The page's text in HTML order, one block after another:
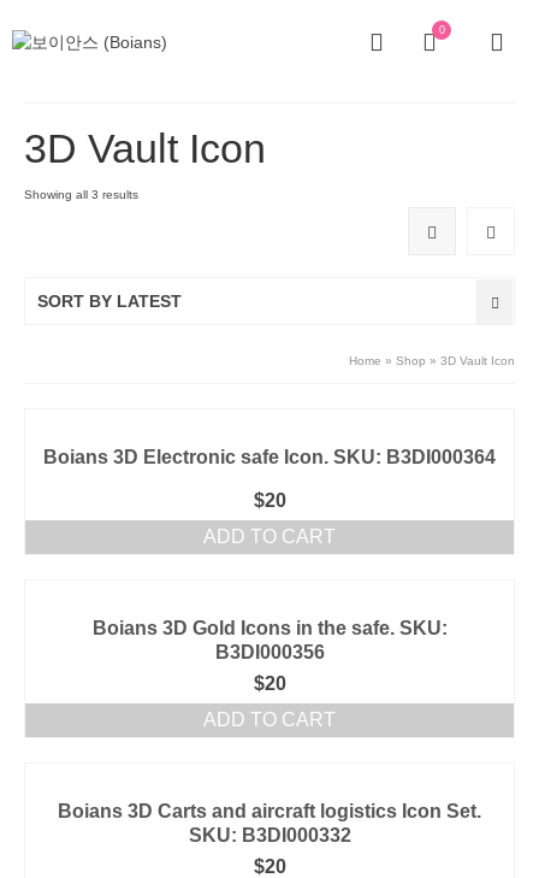
0
3D Vault Icon
Showing all 3 results
SORT BY LATEST
Home » Shop » 3D Vault Icon
Boians 3D Electronic safe Icon. SKU: B3DI000364
$20
ADD TO CART
Boians 3D Gold Icons in the safe. SKU:
B3DI000356
$20
ADD TO CART
Boians 3D Carts and aircraft logistics Icon Set.
SKU: B3DI000332
$20